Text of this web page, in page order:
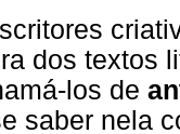
dos textos
los de
saber nela